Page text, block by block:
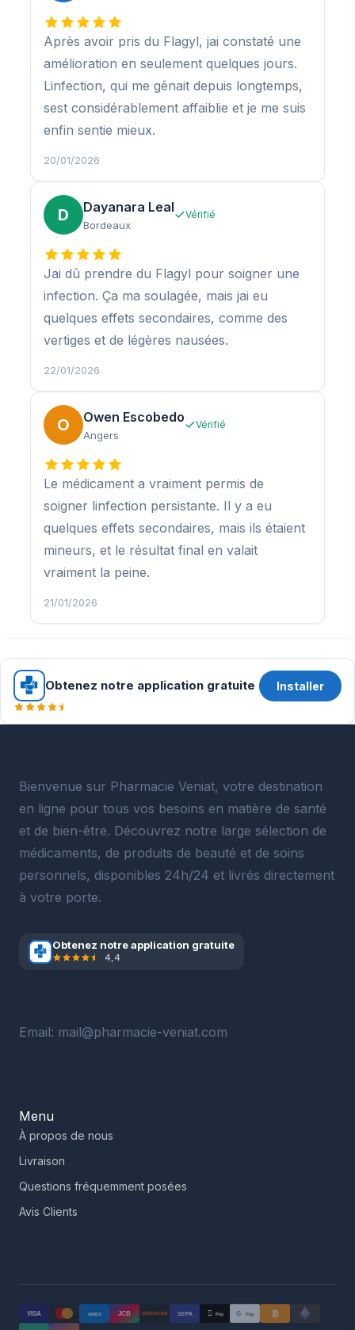
Après avoir pris du Flagyl, jai constaté une
amélioration en seulement quelques jours.
Linfection, qui me gênait depuis longtemps,
sest considérablement affaiblie et je me suis
enfin sentie mieux.
20/01/2026
D Dayanara Leal
Bordeaux
Vérifié
Jai dû prendre du Flagyl pour soigner une
infection. Ça ma soulagée, mais jai eu
quelques effets secondaires, comme des
vertiges et de légères nausées.
22/01/2026
O Owen Escobedo
Angers
Vérifié
Le médicament a vraiment permis de
soigner linfection persistante. Il y a eu
quelques effets secondaires, mais ils étaient
mineurs, et le résultat final en valait
vraiment la peine.
21/01/2026
Obtenez notre application gratuite Installer
Bienvenue sur Pharmacie Veniat, votre destination
en ligne pour tous vos besoins en matière de santé
et de bien-être. Découvrez notre large sélection de
médicaments, de produits de beauté et de soins
personnels, disponibles 24h/24 et livrés directement
à votre porte.
Obtenez notre application gratuite
4,4
Email: mail@pharmacie-veniat.com
Menu
À propos de nous
Livraison
Questions fréquemment posées
Avis Clients
VISA AMEX JCB DISCOVER SEPA  Pay G Pay ₿